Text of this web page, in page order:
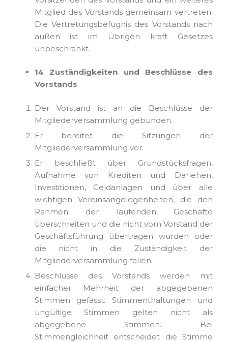
Mitglied des Vorstands gemeinsam vertreten.
Die Vertretungsbefugnis des Vorstands nach
außen ist im Übrigen kraft Gesetzes
unbeschränkt.
14 Zuständigkeiten und Beschlüsse des
Vorstands
Der Vorstand ist an die Beschlüsse der
Mitgliederversammlung gebunden.
Er bereitet die Sitzungen der
Mitgliederversammlung vor.
Er beschließt über Grundstücksfragen,
Aufnahme von Krediten und Darlehen,
Investitionen, Geldanlagen und über alle
wichtigen Vereinsangelegenheiten, die den
Rahmen der laufenden Geschäfte
überschreiten und die nicht vom Vorstand der
Geschäftsführung übertragen wurden oder
die nicht in die Zuständigkeit der
Mitgliederversammlung fallen.
Beschlüsse des Vorstands werden mit
einfacher Mehrheit der abgegebenen
Stimmen gefasst. Stimmenthaltungen und
ungültige Stimmen gelten nicht als
abgegebene Stimmen. Bei
Stimmengleichheit entscheidet die Stimme